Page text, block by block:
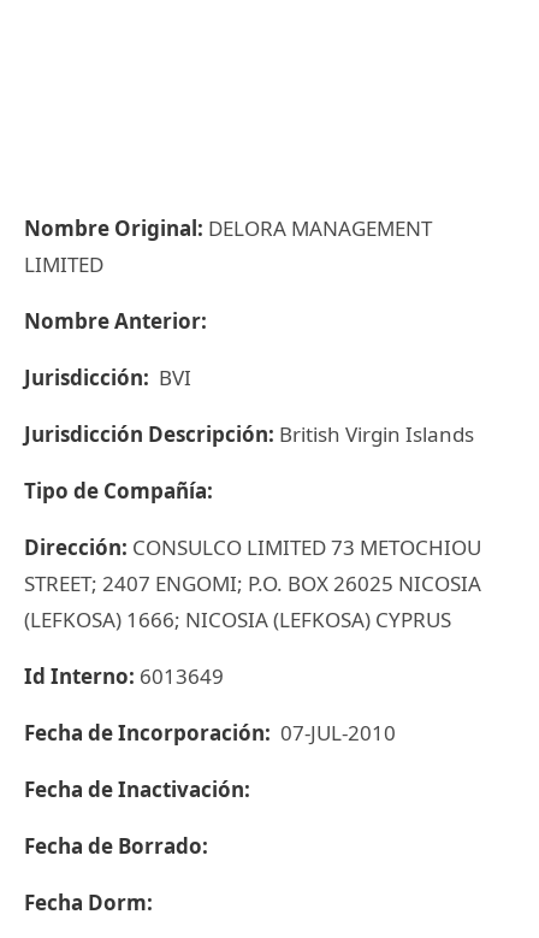
Nombre Original: DELORA MANAGEMENT
LIMITED
Nombre Anterior:
Jurisdicción: BVI
Jurisdicción Descripción: British Virgin Islands
Tipo de Compañía:
Dirección: CONSULCO LIMITED 73 METOCHIOU
STREET; 2407 ENGOMI; P.O. BOX 26025 NICOSIA
(LEFKOSA) 1666; NICOSIA (LEFKOSA) CYPRUS
Id Interno: 6013649
Fecha de Incorporación: 07-JUL-2010
Fecha de Inactivación:
Fecha de Borrado:
Fecha Dorm: